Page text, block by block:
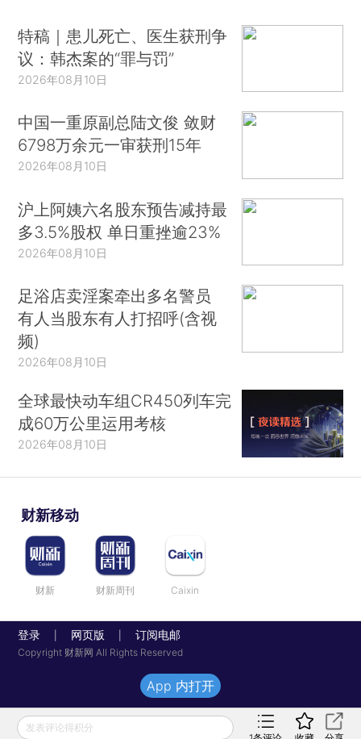
特稿｜患儿死亡、医生获刑争
议：韩杰案的“罪与罚”
2026年08月10日
中国一重原副总陆文俊 敛财
6798万余元一审获刑15年
2026年08月10日
沪上阿姨六名股东预告减持最
多3.5%股权 单日重挫逾23%
2026年08月10日
足浴店卖淫案牵出多名警员
有人当股东有人打招呼(含视
频)
2026年08月10日
全球最快动车组CR450列车完
成60万公里运用考核
2026年08月10日
财新移动
财新 财新周刊 Caixin
登录 网页版 订阅电邮
Copyright 财新网 All Rights Reserved
发表评论得积分
App 内打开